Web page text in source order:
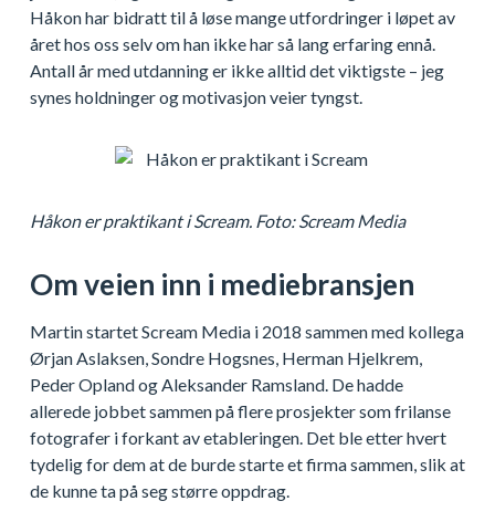
Håkon har bidratt til å løse mange utfordringer i løpet av
året hos oss selv om han ikke har så lang erfaring ennå.
Antall år med utdanning er ikke alltid det viktigste – jeg
synes holdninger og motivasjon veier tyngst.
Håkon er praktikant i Scream. Foto: Scream Media
Om veien inn i mediebransjen
Martin startet Scream Media i 2018 sammen med kollega
Ørjan Aslaksen, Sondre Hogsnes, Herman Hjelkrem,
Peder Opland og Aleksander Ramsland. De hadde
allerede jobbet sammen på flere prosjekter som frilanse
fotografer i forkant av etableringen. Det ble etter hvert
tydelig for dem at de burde starte et firma sammen, slik at
de kunne ta på seg større oppdrag.